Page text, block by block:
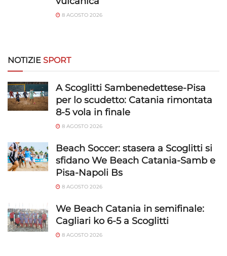
8 AGOSTO 2026
NOTIZIE SPORT
A Scoglitti Sambenedettese-Pisa
per lo scudetto: Catania rimontata
8-5 vola in finale
8 AGOSTO 2026
Beach Soccer: stasera a Scoglitti si
sfidano We Beach Catania-Samb e
Pisa-Napoli Bs
8 AGOSTO 2026
We Beach Catania in semifinale:
Cagliari ko 6-5 a Scoglitti
8 AGOSTO 2026